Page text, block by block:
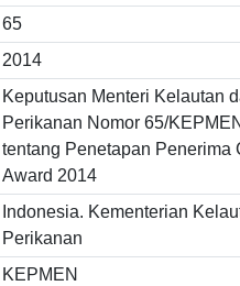
65
2014
Keputusan Menteri Kelautan
Perikanan Nomor 65/
tentang Penetapan Penerima
Award 2014
Indonesia. Kementerian
Perikanan
KEPMEN